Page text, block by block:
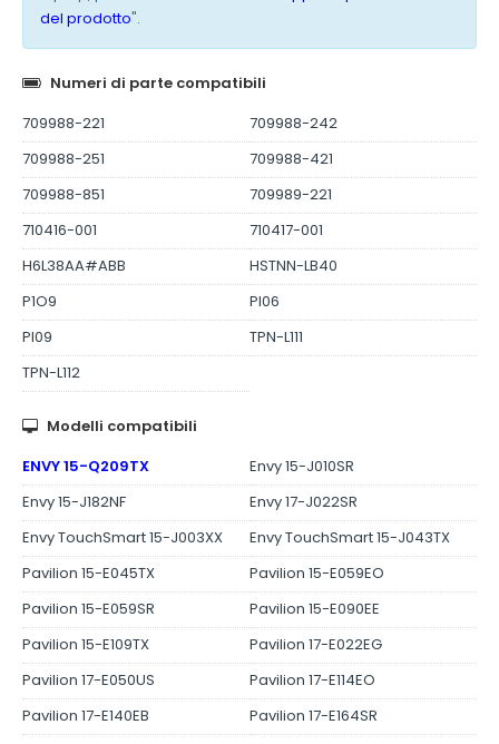
del prodotto".
Numeri di parte compatibili
709988-221
709988-242
709988-251
709988-421
709988-851
709989-221
710416-001
710417-001
H6L38AA#ABB
HSTNN-LB40
P1O9
PI06
PI09
TPN-L111
TPN-L112
Modelli compatibili
ENVY 15-Q209TX
Envy 15-J010SR
Envy 15-J182NF
Envy 17-J022SR
Envy TouchSmart 15-J003XX
Envy TouchSmart 15-J043TX
Pavilion 15-E045TX
Pavilion 15-E059EO
Pavilion 15-E059SR
Pavilion 15-E090EE
Pavilion 15-E109TX
Pavilion 17-E022EG
Pavilion 17-E050US
Pavilion 17-E114EO
Pavilion 17-E140EB
Pavilion 17-E164SR